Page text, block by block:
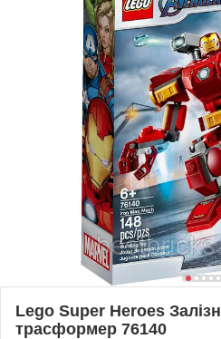
Lego Super Heroes
трасформер 76140